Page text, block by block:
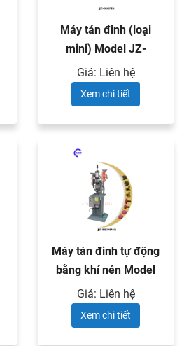
Máy tán đinh (loại
mini) Model JZ-
968MS
Giá: Liên hệ
Xem chi tiết
Máy tán đinh tự động
bằng khí nén Model
JZ-989MMQ
Giá: Liên hệ
Xem chi tiết